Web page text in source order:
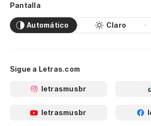
Pantalla
Automático Claro
Sigue a Letras.com
letrasmusbr
letrasmusbr